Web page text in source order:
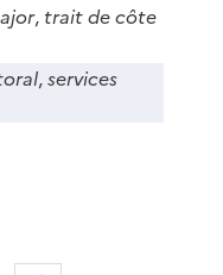
, trait de côte
,services